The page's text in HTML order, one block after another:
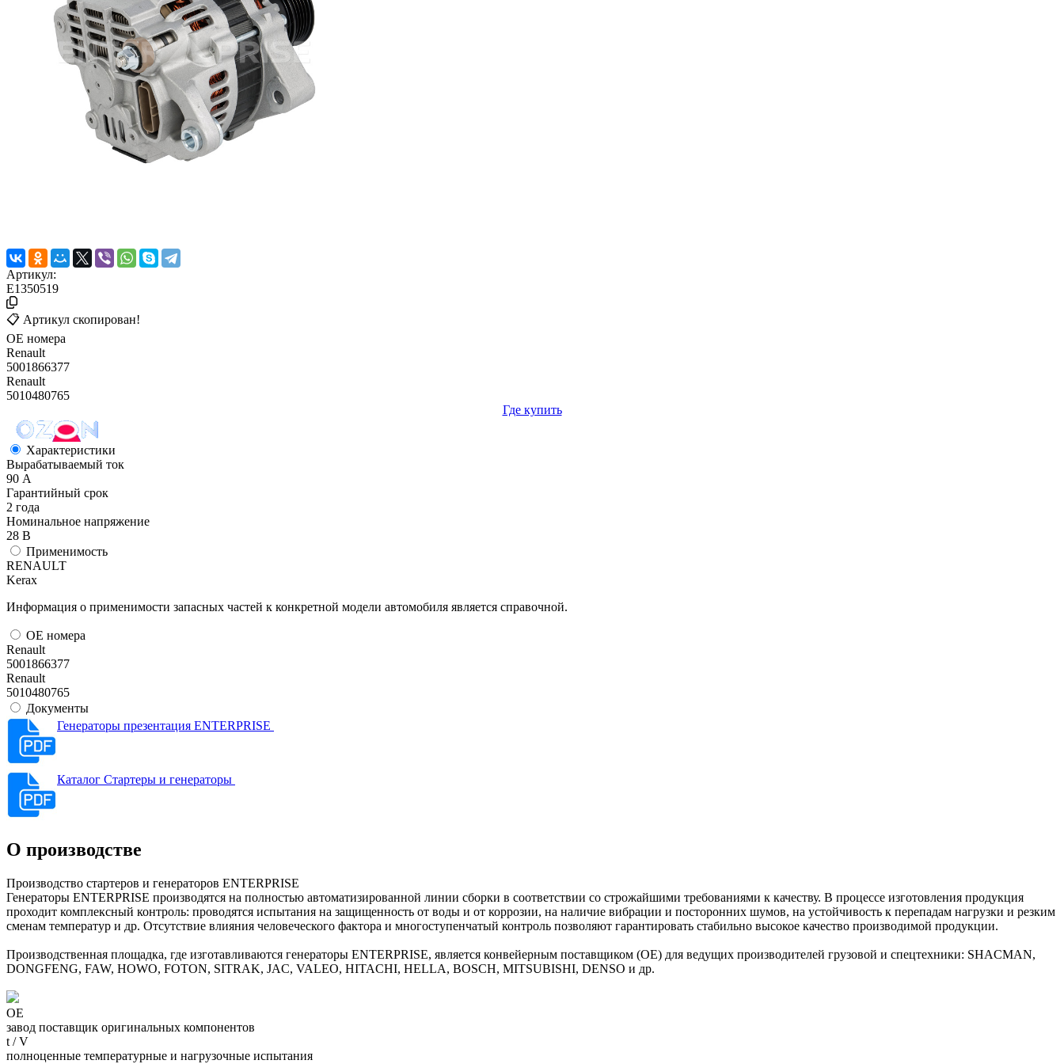
Артикул:
E1350519
📋 Артикул скопирован!
ОЕ номера
Renault
5001866377
Renault
5010480765
Где купить
Характеристики
Вырабатываемый ток
90 А
Гарантийный срок
2 года
Номинальное напряжение
28 В
Применимость
RENAULT
Kerax
Информация о применимости запасных частей к конкретной модели автомобиля является справочной.
ОЕ номера
Renault
5001866377
Renault
5010480765
Документы
Генераторы презентация ENTERPRISE
Каталог Стартеры и генераторы
О производстве
Производство стартеров и генераторов ENTERPRISE
Генераторы ENTERPRISE производятся на полностью автоматизированной линии сборки в соответствии со строжайшими требованиями к качеству. В процессе изготовления продукция
проходит комплексный контроль: проводятся испытания на защищенность от воды и от коррозии, на наличие вибрации и посторонних шумов, на устойчивость к перепадам нагрузки и резким
сменам температур и др. Отсутствие влияния человеческого фактора и многоступенчатый контроль позволяют гарантировать стабильно высокое качество производимой продукции.
Производственная площадка, где изготавливаются генераторы ENTERPRISE, является конвейерным поставщиком (ОЕ) для ведущих производителей грузовой и спецтехники: SHACMAN,
DONGFENG, FAW, HOWO, FOTON, SITRAK, JAC, VALEO, HITACHI, HELLA, BOSCH, MITSUBISHI, DENSO и др.
ОЕ
завод поставщик оригинальных компонентов
t / V
полноценные температурные и нагрузочные испытания